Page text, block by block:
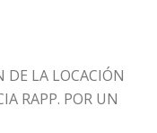
DE LA LOCACIÓN
RAPP. POR UN